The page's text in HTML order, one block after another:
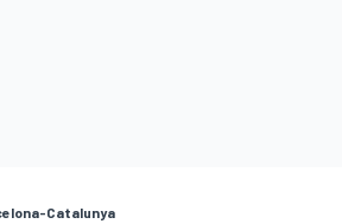
Catalunya